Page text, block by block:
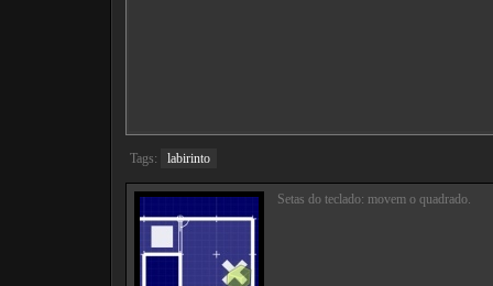
Tags: labirinto
Setas do teclado: movem o quadrado.